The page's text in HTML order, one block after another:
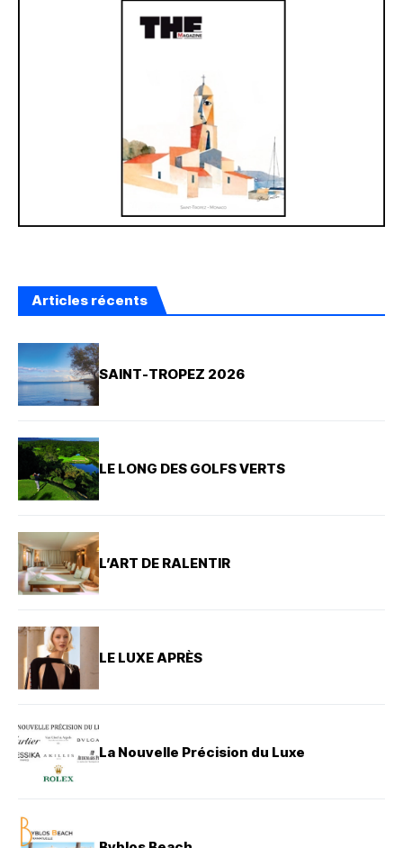
Articles récents
SAINT-TROPEZ 2026
LE LONG DES GOLFS VERTS
L’ART DE RALENTIR
LE LUXE APRÈS
La Nouvelle Précision du Luxe